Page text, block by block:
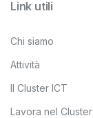
Link utili
Chi siamo
Attività
Il Cluster ICT
Lavora nel Cluster